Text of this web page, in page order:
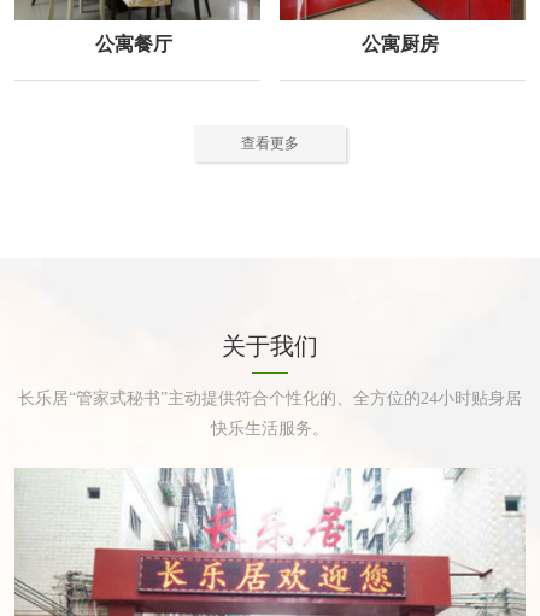
公寓餐厅 公寓厨房
查看更多
关于我们
长乐居“管家式秘书”主动提供符合个性化的、全方位的24小时贴身居
快乐生活服务。